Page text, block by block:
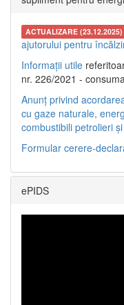
ACTUALIZARE (23.12.2025)
ajutorului pentru
Informații utile
nr. 226/2021 -
Anunț privind
cu gaze naturale,
combustibili petrolieri
Formular cerere-
ePIDS